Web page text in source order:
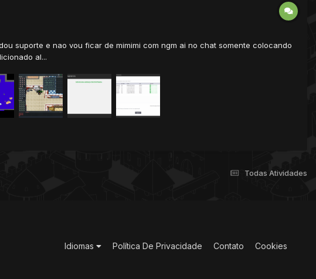
suporte e nao vou ficar de mimimi com ngm ai no chat somente colocando
al...
Todas Atividades
Idiomas Política De Privacidade Contato Cookies